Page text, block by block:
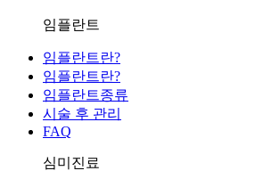
임플란트
임플란트란?
임플란트란?
임플란트종류
시술 후 관리
FAQ
심미진료